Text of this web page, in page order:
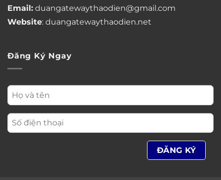
Email: duangatewaythaodien@gmail.com
Website: duangatewaythaodien.net
Đăng Ký Ngay